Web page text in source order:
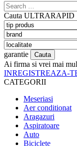
Search
for:
Cauta ULTRARAPID
garantie
Ai firma si vrei mai
INREGISTREAZA-
CATEGORII
Meseriasi
Aer conditionat
Aragazuri
Aspiratoare
Auto
Biciclete